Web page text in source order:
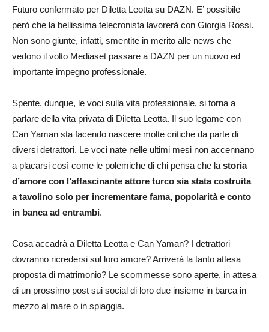
Futuro confermato per Diletta Leotta su DAZN. E’ possibile
però che la bellissima telecronista lavorerà con Giorgia Rossi.
Non sono giunte, infatti, smentite in merito alle news che
vedono il volto Mediaset passare a DAZN per un nuovo ed
importante impegno professionale.
Spente, dunque, le voci sulla vita professionale, si torna a
parlare della vita privata di Diletta Leotta. Il suo legame con
Can Yaman sta facendo nascere molte critiche da parte di
diversi detrattori. Le voci nate nelle ultimi mesi non accennano
a placarsi così come le polemiche di chi pensa che la storia
d’amore con l’affascinante attore turco sia stata costruita
a tavolino solo per incrementare fama, popolarità e conto
in banca ad entrambi.
Cosa accadrà a Diletta Leotta e Can Yaman? I detrattori
dovranno ricredersi sul loro amore? Arriverà la tanto attesa
proposta di matrimonio? Le scommesse sono aperte, in attesa
di un prossimo post sui social di loro due insieme in barca in
mezzo al mare o in spiaggia.